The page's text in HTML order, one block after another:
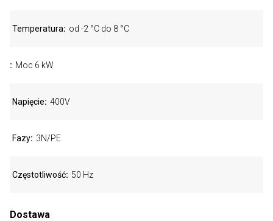
Temperatura od -2 °C do 8 °C
Moc 6 kW
Napięcie 400V
Fazy 3N/PE
Częstotliwość 50 Hz
Dostawa